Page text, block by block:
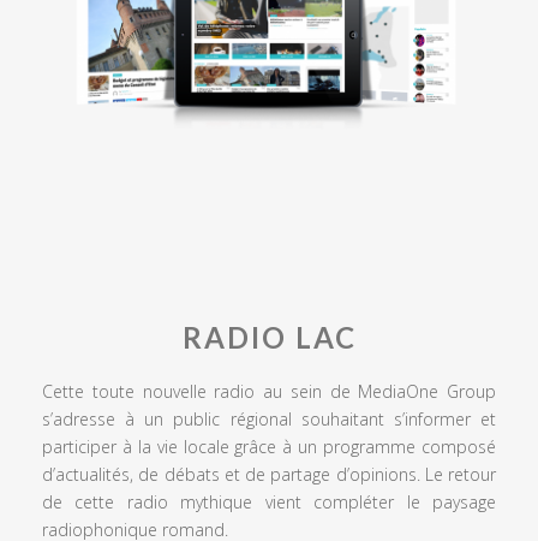
RADIO LAC
Cette toute nouvelle radio au sein de MediaOne Group
s’adresse à un public régional souhaitant s’informer et
participer à la vie locale grâce à un programme composé
d’actualités, de débats et de partage d’opinions. Le retour
de cette radio mythique vient compléter le paysage
radiophonique romand.